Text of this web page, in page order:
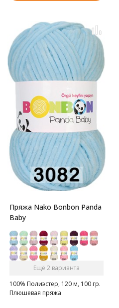
Пряжа Nako Bonbon Panda
Baby
Ещё 2 варианта
100% Полиэстер, 120 м, 100 гр.
Плюшевая пряжа